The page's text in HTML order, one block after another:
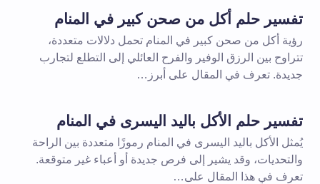
تفسير حلم أكل من صحن كبير في المنام
رؤية أكل من صحن كبير في المنام تحمل دلالات متعددة،
تتراوح بين الرزق الوفير والفرح العائلي إلى التطلع لتجارب
جديدة. تعرف في المقال على أبرز…
تفسير حلم الأكل باليد اليسرى في المنام
يُمثل الأكل باليد اليسرى في المنام رموزًا متعددة بين الراحة
والتحديات، وقد يشير إلى فرص جديدة أو أعباء غير متوقعة.
تعرف في هذا المقال على…